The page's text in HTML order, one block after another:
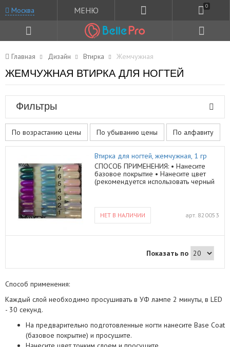
Москва МЕНЮ 0
Главная Дизайн Втирка Жемчужная
ЖЕМЧУЖНАЯ ВТИРКА ДЛЯ НОГТЕЙ
Фильтры
По возрастанию цены По убыванию цены По алфавиту
Втирка для ногтей, жемчужная, 1 гр
СПОСОБ ПРИМЕНЕНИЯ: • Нанесите
базовое покрытие • Нанесите цвет
(рекомендуется использовать черный
небольшое количество втирки и
начните втирать по поверхности ногтя
нужный эффект, удалите излишки с
• Перекройте топом без липкого слоя
Жемчужная втирка – это эффектная
новинка для украшения лака и гель-
природному жемчугу. Ультратонкий
помол в микродисперсную пыль
свечения под источником света.
Жемчужный маникюр станет отличным
решением для любой
НЕТ В НАЛИЧИИ арт. 820053
Показать по
Способ применения:
Каждый слой необходимо просушивать в УФ лампе 2 минуты, в LED
- 30 секунд.
На предварительно подготовленные ногти нанесите Base Coat
(базовое покрытие) и просушите.